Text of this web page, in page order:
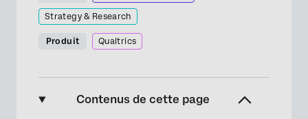
Strategy & Research
Produit Qualtrics
Contenus de cette page